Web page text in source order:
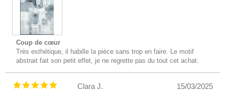
Coup de cœur
Très esthétique, il habille la pièce sans trop en faire. Le motif
abstrait fait son petit effet, je ne regrette pas du tout cet achat.
15/03/2025
Clara J.